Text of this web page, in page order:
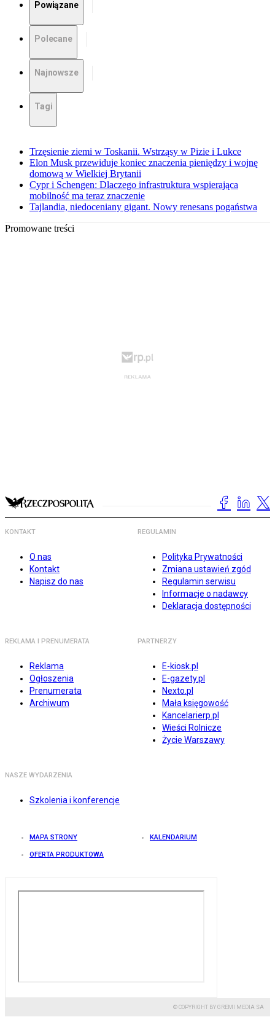
Powiązane
Polecane
Najnowsze
Tagi
Trzęsienie ziemi w Toskanii. Wstrząsy w Pizie i Lukce
Elon Musk przewiduje koniec znaczenia pieniędzy i wojnę
domową w Wielkiej Brytanii
Cypr i Schengen: Dlaczego infrastruktura wspierająca
mobilność ma teraz znaczenie
Tajlandia, niedoceniany gigant. Nowy renesans pogaństwa
Promowane treści
KONTAKT
O nas
Kontakt
Napisz do nas
REGULAMIN
Polityka Prywatności
Zmiana ustawień zgód
Regulamin serwisu
Informacje o nadawcy
Deklaracja dostępności
REKLAMA I PRENUMERATA
Reklama
Ogłoszenia
Prenumerata
Archiwum
PARTNERZY
E-kiosk.pl
E-gazety.pl
Nexto.pl
Mała księgowość
Kancelarierp.pl
Wieści Rolnicze
Życie Warszawy
NASZE WYDARZENIA
Szkolenia i konferencje
MAPA STRONY KALENDARIUM
OFERTA PRODUKTOWA
© COPYRIGHT BY GREMI MEDIA SA